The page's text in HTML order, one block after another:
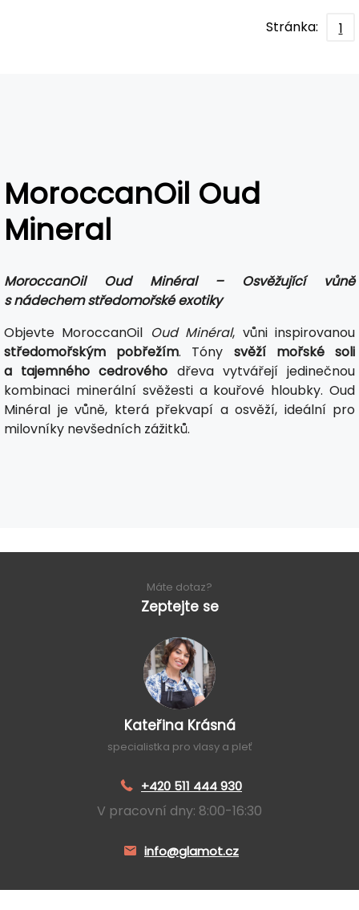
Stránka: 1
MoroccanOil Oud
Mineral
MoroccanOil Oud Minéral – Osvěžující vůně
s nádechem středomořské exotiky
Objevte MoroccanOil Oud Minéral, vůni inspirovanou
středomořským pobřežím. Tóny svěží mořské soli
a tajemného cedrového dřeva vytvářejí jedinečnou
kombinaci minerální svěžesti a kouřové hloubky. Oud
Minéral je vůně, která překvapí a osvěží, ideální pro
milovníky nevšedních zážitků.
Máte dotaz?
Zeptejte se
Kateřina Krásná
specialistka pro vlasy a pleť
+420 511 444 930
V pracovní dny: 8:00-16:30
info@glamot.cz